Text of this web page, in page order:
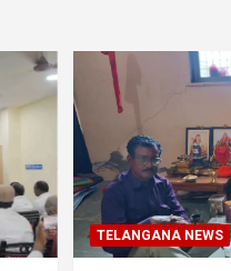
TELANGANA NEWS